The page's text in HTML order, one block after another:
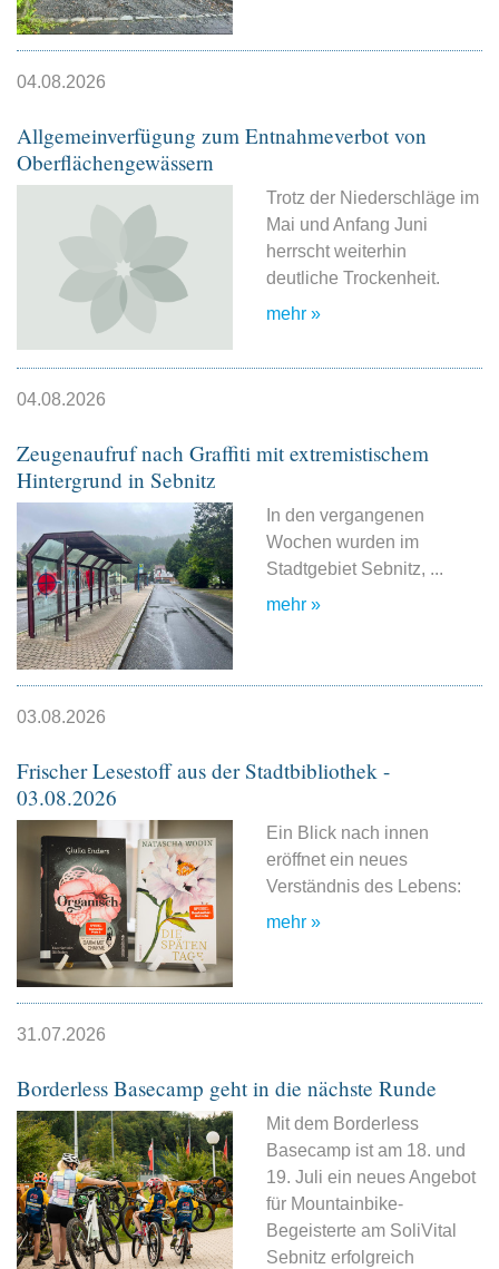
04.08.2026
Allgemeinverfügung zum Entnahmeverbot von
Oberflächengewässern
Trotz der Niederschläge im
Mai und Anfang Juni
herrscht weiterhin
deutliche Trockenheit.
mehr »
04.08.2026
Zeugenaufruf nach Graffiti mit extremistischem
Hintergrund in Sebnitz
In den vergangenen
Wochen wurden im
Stadtgebiet Sebnitz, ...
mehr »
03.08.2026
Frischer Lesestoff aus der Stadtbibliothek -
03.08.2026
Ein Blick nach innen
eröffnet ein neues
Verständnis des Lebens:
mehr »
31.07.2026
Borderless Basecamp geht in die nächste Runde
Mit dem Borderless
Basecamp ist am 18. und
19. Juli ein neues Angebot
für Mountainbike-
Begeisterte am SoliVital
Sebnitz erfolgreich